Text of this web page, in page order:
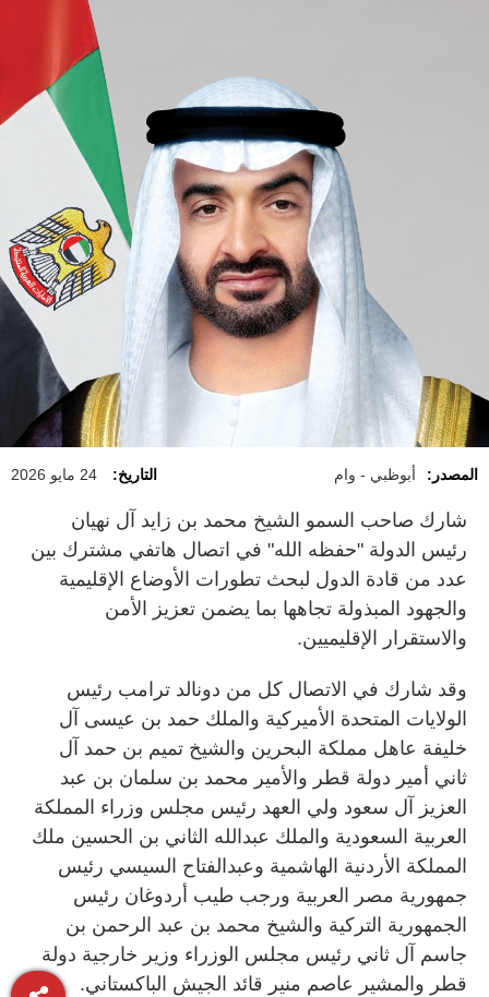
المصدر: أبوظبي - وام التاريخ: 24 مايو 2026
شارك صاحب السمو الشيخ محمد بن زايد آل نهيان
رئيس الدولة "حفظه الله" في اتصال هاتفي مشترك بين
عدد من قادة الدول لبحث تطورات الأوضاع الإقليمية
والجهود المبذولة تجاهها بما يضمن تعزيز الأمن
والاستقرار الإقليميين.
وقد شارك في الاتصال كل من دونالد ترامب رئيس
الولايات المتحدة الأميركية والملك حمد بن عيسى آل
خليفة عاهل مملكة البحرين والشيخ تميم بن حمد آل
ثاني أمير دولة قطر والأمير محمد بن سلمان بن عبد
العزيز آل سعود ولي العهد رئيس مجلس وزراء المملكة
العربية السعودية والملك عبدالله الثاني بن الحسين ملك
المملكة الأردنية الهاشمية وعبدالفتاح السيسي رئيس
جمهورية مصر العربية ورجب طيب أردوغان رئيس
الجمهورية التركية والشيخ محمد بن عبد الرحمن بن
جاسم آل ثاني رئيس مجلس الوزراء وزير خارجية دولة
قطر والمشير عاصم منير قائد الجيش الباكستاني.